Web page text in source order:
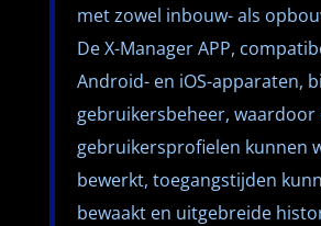
met zowel inbouw- als
De X-Manager APP,
Android- en iOS-apparaten,
gebruikersbeheer, waardoor
gebruikersprofielen kunnen
bewerkt, toegangstijden
bewaakt en uitgebreide